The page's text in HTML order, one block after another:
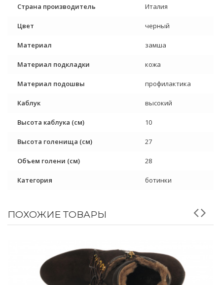
Страна производитель Италия
Цвет черный
Материал замша
Материал подкладки кожа
Материал подошвы профилактика
Каблук высокий
Высота каблука (см) 10
Высота голенища (см) 27
Объем голени (см) 28
Категория ботинки
ПОХОЖИЕ ТОВАРЫ